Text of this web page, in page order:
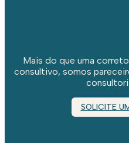
Mais do que uma
consultivo, somos
SOLICITE